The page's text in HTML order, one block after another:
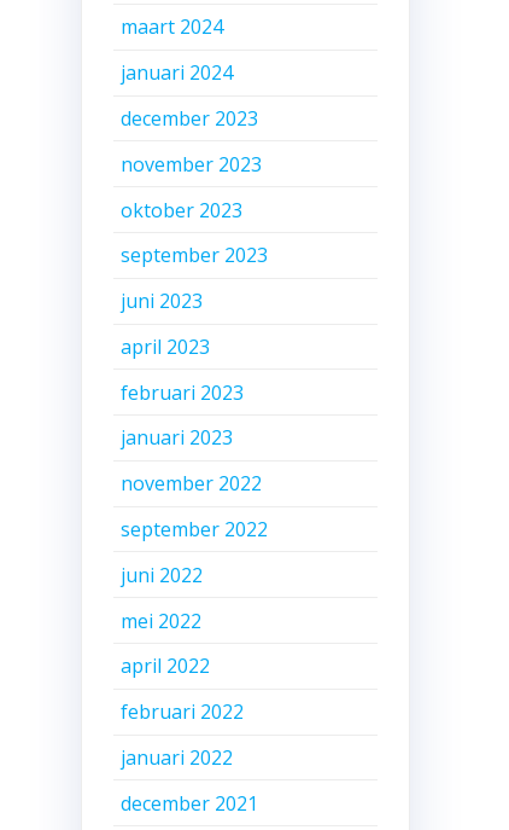
maart 2024
januari 2024
december 2023
november 2023
oktober 2023
september 2023
juni 2023
april 2023
februari 2023
januari 2023
november 2022
september 2022
juni 2022
mei 2022
april 2022
februari 2022
januari 2022
december 2021